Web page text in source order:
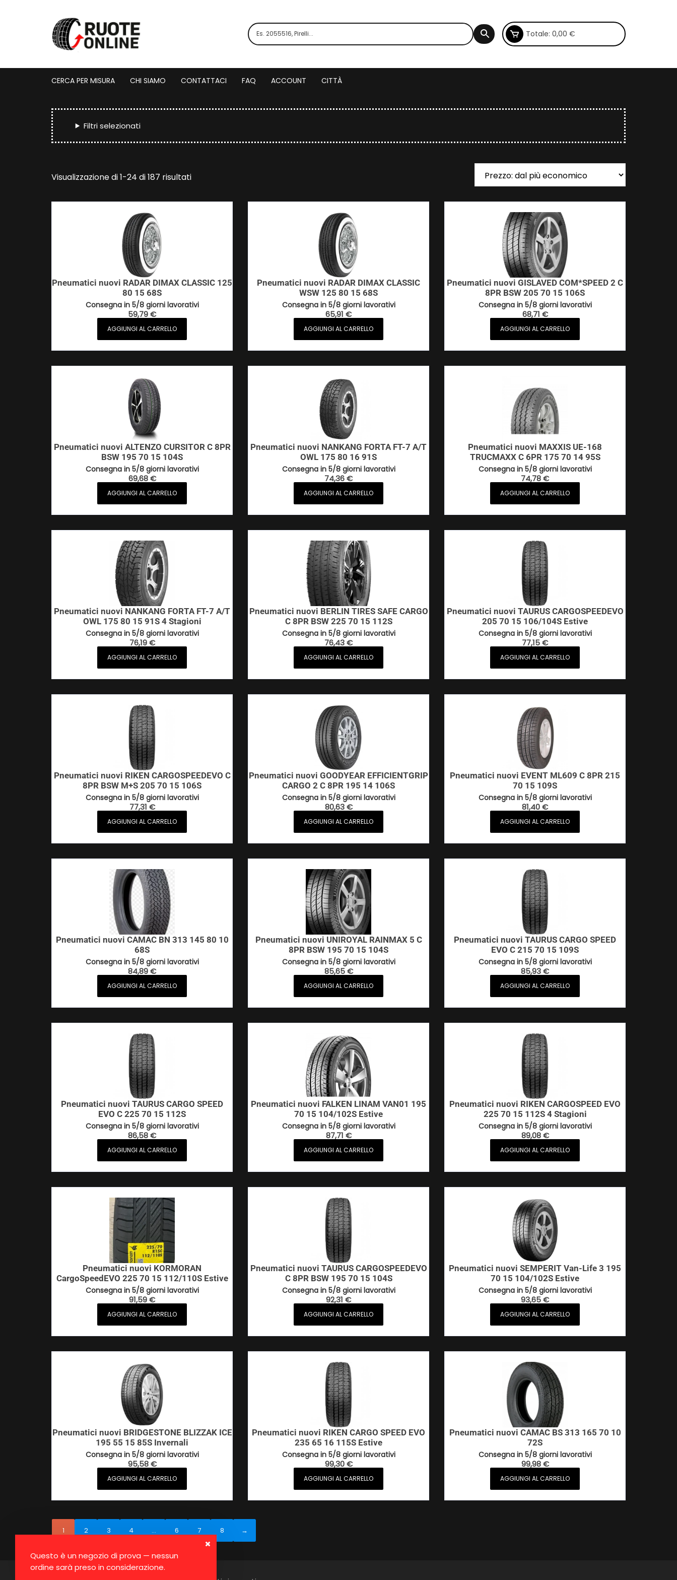
Questo è un negozio di prova — nessun
ordine sarà preso in considerazione.
Totale: 0,00 €
CERCA PER MISURA CHI SIAMO CONTATTACI FAQ ACCOUNT CITTÀ
Filtri selezionati
Visualizzazione di 1-24 di 187 risultatiPrezzo:
più
Pneumatici nuovi RADAR DIMAX CLASSIC 125
80 15 68S
Consegna in 5/8 giorni lavorativi
59,79€
AGGIUNGI AL CARRELLO
Pneumatici nuovi RADAR DIMAX CLASSIC
WSW 125 80 15 68S
Consegna in 5/8 giorni lavorativi
65,91 €
AGGIUNGI AL CARRELLO
Pneumatici nuovi GISLAVED COM*SPEED 2 C
8PR BSW 205 70 15 106S
Consegna in 5/8 giorni lavorativi
68,71 €
AGGIUNGI AL CARRELLO
Pneumatici nuovi ALTENZO CURSITOR C 8PR
BSW 195 70 15 104S
Consegna in 5/8 giorni lavorativi
69,68€
AGGIUNGI AL CARRELLO
Pneumatici nuovi NANKANG FORTA FT-7 A/T
OWL 175 80 16 91S
Consegna in 5/8 giorni lavorativi
74,36€
AGGIUNGI AL CARRELLO
Pneumatici nuovi MAXXIS UE-168
TRUCMAXX C 6PR 175 70 14 95S
Consegna in 5/8 giorni lavorativi
74,78€
AGGIUNGI AL CARRELLO
Pneumatici nuovi NANKANG FORTA FT-7 A/T
OWL 175 80 15 91S 4 Stagioni
Consegna in 5/8 giorni lavorativi
76,19€
AGGIUNGI AL CARRELLO
Pneumatici nuovi BERLIN TIRES SAFE CARGO
C 8PR BSW 225 70 15 112S
Consegna in 5/8 giorni lavorativi
76,43€
AGGIUNGI AL CARRELLO
Pneumatici nuovi TAURUS CARGOSPEEDEVO
205 70 15 106/104S Estive
Consegna in 5/8 giorni lavorativi
77,15€
AGGIUNGI AL CARRELLO
Pneumatici nuovi RIKEN CARGOSPEEDEVO C
8PR BSW M+S 205 70 15 106S
Consegna in 5/8 giorni lavorativi
77,31 €
AGGIUNGI AL CARRELLO
Pneumatici nuovi GOODYEAR EFFICIENTGRIP
CARGO 2 C 8PR 195 14 106S
Consegna in 5/8 giorni lavorativi
80,63€
AGGIUNGI AL CARRELLO
Pneumatici nuovi EVENT ML609 C 8PR 215
70 15 109S
Consegna in 5/8 giorni lavorativi
81,40€
AGGIUNGI AL CARRELLO
Pneumatici nuovi CAMAC BN 313 145 80 10
68S
Consegna in 5/8 giorni lavorativi
84,89€
AGGIUNGI AL CARRELLO
Pneumatici nuovi UNIROYAL RAINMAX 5 C
8PR BSW 195 70 15 104S
Consegna in 5/8 giorni lavorativi
85,65€
AGGIUNGI AL CARRELLO
Pneumatici nuovi TAURUS CARGO SPEED
EVO C 215 70 15 109S
Consegna in 5/8 giorni lavorativi
85,93€
AGGIUNGI AL CARRELLO
Pneumatici nuovi TAURUS CARGO SPEED
EVO C 225 70 15 112S
Consegna in 5/8 giorni lavorativi
86,58€
AGGIUNGI AL CARRELLO
Pneumatici nuovi FALKEN LINAM VAN01 195
70 15 104/102S Estive
Consegna in 5/8 giorni lavorativi
87,71 €
AGGIUNGI AL CARRELLO
Pneumatici nuovi RIKEN CARGOSPEED EVO
225 70 15 112S 4 Stagioni
Consegna in 5/8 giorni lavorativi
89,08€
AGGIUNGI AL CARRELLO
Pneumatici nuovi KORMORAN
CargoSpeedEVO 225 70 15 112/110S Estive
Consegna in 5/8 giorni lavorativi
91,59€
AGGIUNGI AL CARRELLO
Pneumatici nuovi TAURUS CARGOSPEEDEVO
C 8PR BSW 195 70 15 104S
Consegna in 5/8 giorni lavorativi
92,31 €
AGGIUNGI AL CARRELLO
Pneumatici nuovi SEMPERIT Van-Life 3 195
70 15 104/102S Estive
Consegna in 5/8 giorni lavorativi
93,65€
AGGIUNGI AL CARRELLO
Pneumatici nuovi BRIDGESTONE BLIZZAK ICE
195 55 15 85S Invernali
Consegna in 5/8 giorni lavorativi
95,58€
AGGIUNGI AL CARRELLO
Pneumatici nuovi RIKEN CARGO SPEED EVO
235 65 16 115S Estive
Consegna in 5/8 giorni lavorativi
99,30€
AGGIUNGI AL CARRELLO
Pneumatici nuovi CAMAC BS 313 165 70 10
72S
Consegna in 5/8 giorni lavorativi
99,98€
AGGIUNGI AL CARRELLO
1 2 3 4 … 6 7 8 →